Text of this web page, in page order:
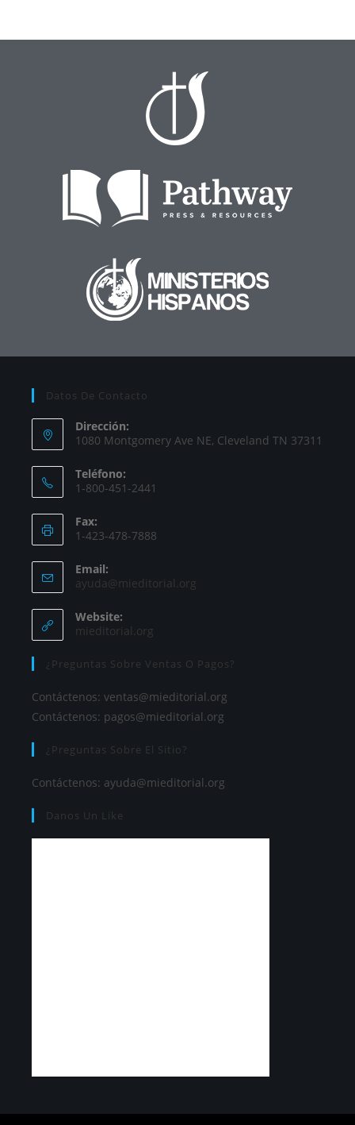
Datos De Contacto
Dirección:
1080 Montgomery Ave NE, Cleveland TN 37311
Teléfono:
1-800-451-2441
Fax:
1-423-478-7888
Email:
ayuda@mieditorial.org
Website:
mieditorial.org
¿Preguntas Sobre Ventas O Pagos?
Contáctenos: ventas@mieditorial.org
Contáctenos: pagos@mieditorial.org
¿Preguntas Sobre El Sitio?
Contáctenos: ayuda@mieditorial.org
Danos Un Like